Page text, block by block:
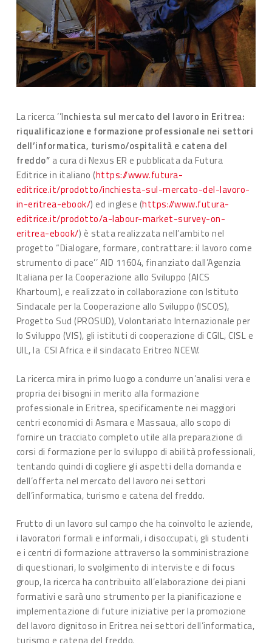
La ricerca ’’Inchiesta sul mercato del lavoro in Eritrea:
riqualificazione e formazione professionale nei settori
dell’informatica, turismo/ospitalità e catena del
freddo” a cura di Nexus ER e pubblicata da Futura
Editrice in italiano (https://www.futura-
editrice.it/prodotto/inchiesta-sul-mercato-del-lavoro-
in-eritrea-ebook/) ed inglese (https://www.futura-
editrice.it/prodotto/a-labour-market-survey-on-
eritrea-ebook/) è stata realizzata nell’ambito nel
progetto “Dialogare, formare, contrattare: il lavoro come
strumento di pace’’ AID 11604, finanziato dall’Agenzia
Italiana per la Cooperazione allo Sviluppo (AICS
Khartoum), e realizzato in collaborazione con Istituto
Sindacale per la Cooperazione allo Sviluppo (ISCOS),
Progetto Sud (PROSUD), Volontariato Internazionale per
lo Sviluppo (VIS), gli istituti di cooperazione di CGIL, CISL e
UIL, la CSI Africa e il sindacato Eritreo NCEW.
La ricerca mira in primo luogo a condurre un’analisi vera e
propria dei bisogni in merito alla formazione
professionale in Eritrea, specificamente nei maggiori
centri economici di Asmara e Massaua, allo scopo di
fornire un tracciato completo utile alla preparazione di
corsi di formazione per lo sviluppo di abilità professionali,
tentando quindi di cogliere gli aspetti della domanda e
dell’offerta nel mercato del lavoro nei settori
dell’informatica, turismo e catena del freddo.
Frutto di un lavoro sul campo che ha coinvolto le aziende,
i lavoratori formali e informali, i disoccupati, gli studenti
e i centri di formazione attraverso la somministrazione
di questionari, lo svolgimento di interviste e di focus
group, la ricerca ha contribuito all’elaborazione dei piani
formativi e sarà uno strumento per la pianificazione e
implementazione di future iniziative per la promozione
del lavoro dignitoso in Eritrea nei settori dell’informatica,